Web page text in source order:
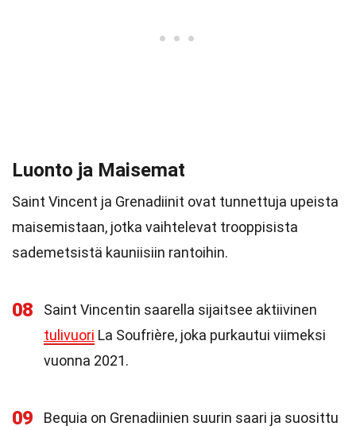
Luonto ja Maisemat
Saint Vincent ja Grenadiinit ovat tunnettuja upeista
maisemistaan, jotka vaihtelevat trooppisista
sademetsistä kauniisiin rantoihin.
08
Saint Vincentin saarella sijaitsee aktiivinen
tulivuori La Soufrière, joka purkautui viimeksi
vuonna 2021.
09
Bequia on Grenadiinien suurin saari ja suosittu